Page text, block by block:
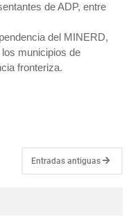
de ADP, entre
del MINERD,
municipios de
fronteriza.
Entradas antiguas